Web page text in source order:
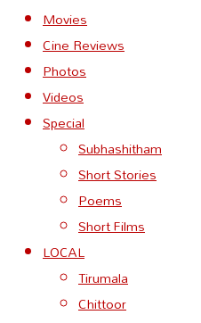
Movies
Cine Reviews
Photos
Videos
Special
Subhashitham
Short Stories
Poems
Short Films
LOCAL
Tirumala
Chittoor